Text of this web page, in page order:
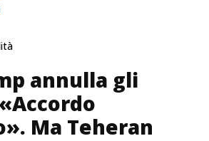
annulla gli
Ma Teheran